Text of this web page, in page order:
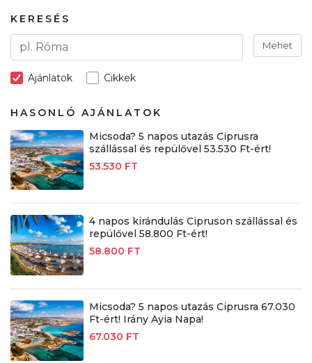
KERESÉS
Mehet
Ajánlatok Cikkek
HASONLÓ AJÁNLATOK
Micsoda? 5 napos utazás Ciprusra
szállással és repülővel 53.530 Ft-ért!
53.530 FT
4 napos kirándulás Cipruson szállással és
repülővel 58.800 Ft-ért!
58.800 FT
Micsoda? 5 napos utazás Ciprusra 67.030
Ft-ért! Irány Ayia Napa!
67.030 FT